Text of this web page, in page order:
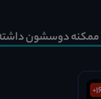
ممکنه دوسشون
16
+